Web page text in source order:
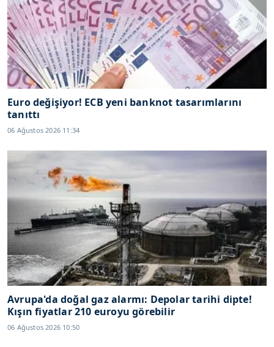
Euro değişiyor! ECB yeni banknot tasarımlarını
tanıttı
06 Ağustos 2026 11:34
Avrupa'da doğal gaz alarmı: Depolar tarihi dipte!
Kışın fiyatlar 210 euroyu görebilir
06 Ağustos 2026 10:50